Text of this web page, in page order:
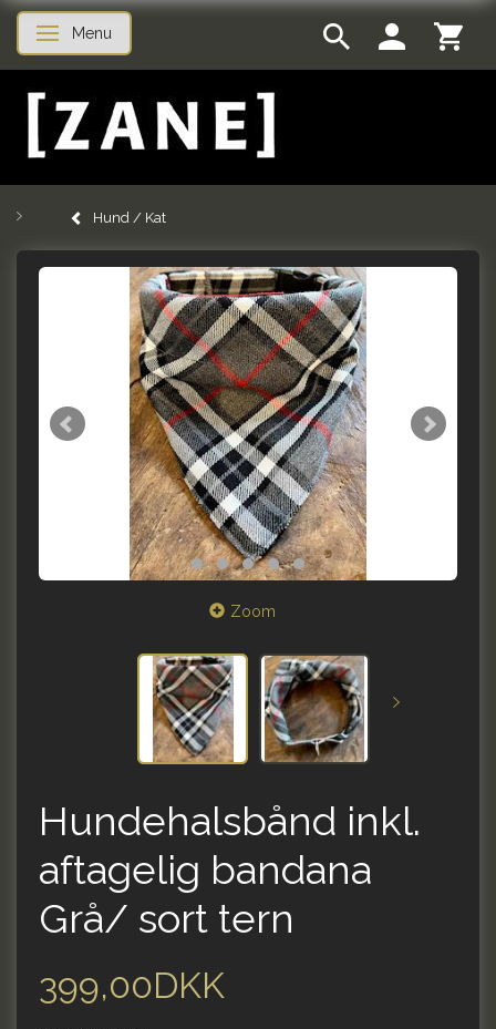
Skifte navigation
Menu
Hund / Kat
Zoom
Hundehalsbånd inkl.
aftagelig bandana
Grå/ sort tern
399,00DKK